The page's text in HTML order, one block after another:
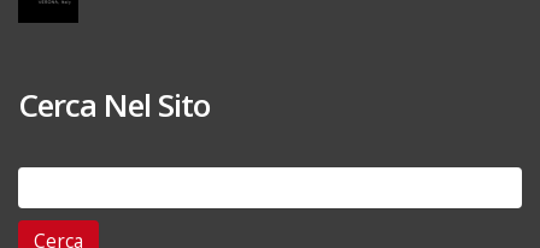
Cerca Nel Sito
Ricerca
per: